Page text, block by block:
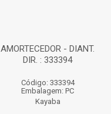
AMORTECEDOR - DIANT.
DIR. : 333394
Código: 333394
Embalagem: PC
Kayaba